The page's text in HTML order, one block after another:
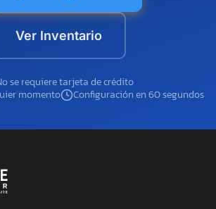
Ver Inventario
se requiere tarjeta de crédito
momento
Configuración en 60 segundos